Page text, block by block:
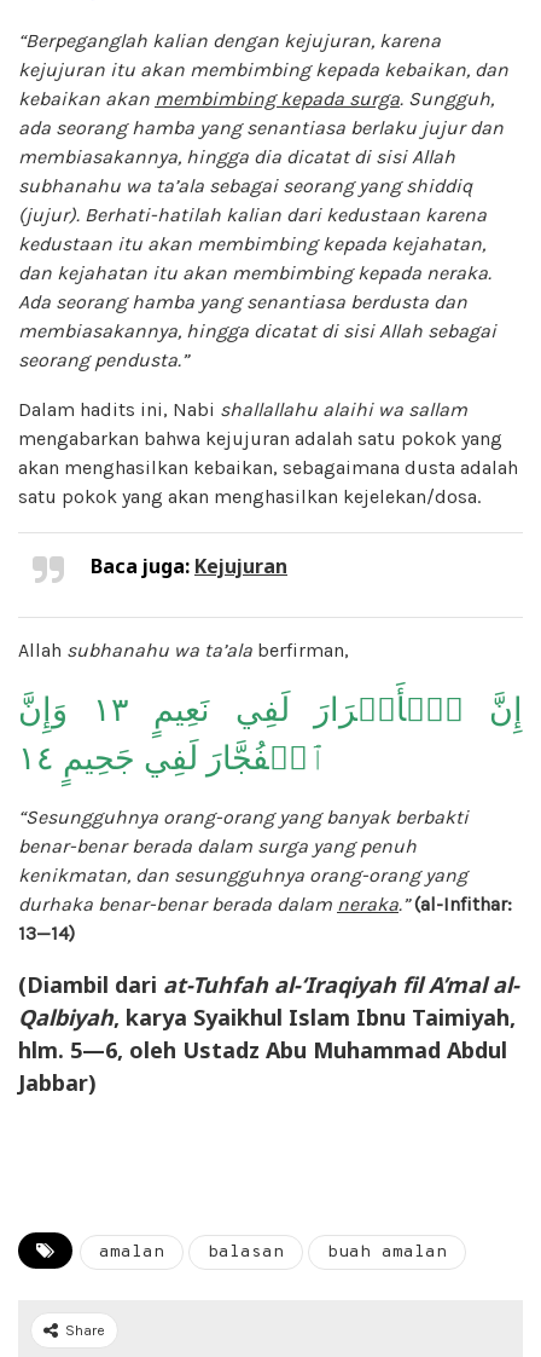
“Berpeganglah kalian dengan kejujuran, karena
kejujuran itu akan membimbing kepada kebaikan, dan
kebaikan akan membimbing kepada surga. Sungguh,
ada seorang hamba yang senantiasa berlaku jujur dan
membiasakannya, hingga dia dicatat di sisi Allah
subhanahu wa ta’ala sebagai seorang yang shiddiq
(jujur). Berhati-hatilah kalian dari kedustaan karena
kedustaan itu akan membimbing kepada kejahatan,
dan kejahatan itu akan membimbing kepada neraka.
Ada seorang hamba yang senantiasa berdusta dan
membiasakannya, hingga dicatat di sisi Allah sebagai
seorang pendusta.”
Dalam hadits ini, Nabi shallallahu alaihi wa sallam
mengabarkan bahwa kejujuran adalah satu pokok yang
akan menghasilkan kebaikan, sebagaimana dusta adalah
satu pokok yang akan menghasilkan kejelekan/dosa.
Baca juga: Kejujuran
Allah subhanahu wa ta’ala berfirman,
إِنَّ ٱلۡأَبۡرَارَ لَفِي نَعِيمٍ ١٣ وَإِنَّ
ٱلۡفُجَّارَ لَفِي جَحِيمٍ ١٤
“Sesungguhnya orang-orang yang banyak berbakti
benar-benar berada dalam surga yang penuh
kenikmatan, dan sesungguhnya orang-orang yang
durhaka benar-benar berada dalam neraka.” (al-Infithar:
13—14)
(Diambil dari at-Tuhfah al-‘Iraqiyah fil A’mal al-
Qalbiyah, karya Syaikhul Islam Ibnu Taimiyah,
hlm. 5—6, oleh Ustadz Abu Muhammad Abdul
Jabbar)
amalan balasan buah amalan
Share